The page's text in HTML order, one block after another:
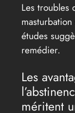
Les troubles
études
remédier.
Les
méritent